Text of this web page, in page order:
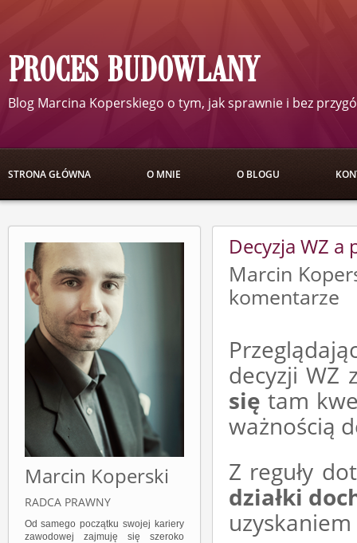
PROCES BUDOWLANY
Blog Marcina Koperskiego o tym, jak sprawnie i bez
STRONA GŁÓWNA O MNIE O BLOGU
Decyzja WZ a
Marcin
komentarze
decyzji WZ
się tam
ważnością
Z reguły
działki
Marcin Koperski
RADCA PRAWNY
Od samego początku swojej kariery
zawodowej zajmuję się szeroko